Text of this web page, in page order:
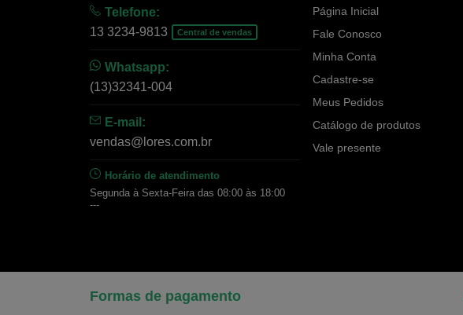
Telefone:
13 3234-9813
Central de vendas
Whatsapp:
(13)32341-004
E-mail:
vendas@lores.com.br
Horário de atendimento
Segunda à Sexta-Feira das 08:00 às 18:00
---
Página Inicial
Fale Conosco
Minha Conta
Cadastre-se
Meus Pedidos
Catálogo de produtos
Vale presente
Formas de pagamento